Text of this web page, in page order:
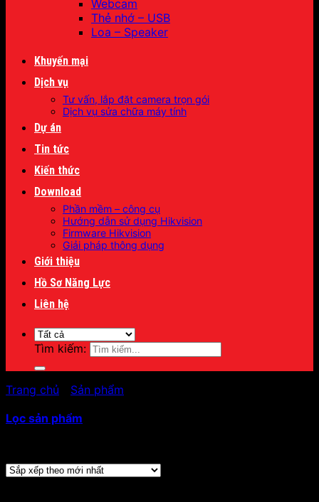
Webcam
Thẻ nhớ – USB
Loa – Speaker
Khuyến mại
Dịch vụ
Tư vấn, lắp đặt camera trọn gói
Dịch vụ sửa chữa máy tính
Dự án
Tin tức
Kiến thức
Download
Phần mềm – công cụ
Hướng dẫn sử dụng Hikvision
Firmware Hikvision
Giải pháp thông dụng
Giới thiệu
Hồ Sơ Năng Lực
Liên hệ
Tìm kiếm:
Trang chủ Sản phẩm
Lọc sản phẩm